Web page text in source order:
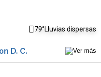
79°Lluvias dispersas
D. C.